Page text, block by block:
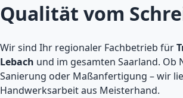
Qualität vom
Wir sind Ihr regionaler Fachbetrieb für
Lebach und im gesamten Saarland. Ob
Sanierung oder Maßanfertigung – wir
Handwerksarbeit aus Meisterhand.